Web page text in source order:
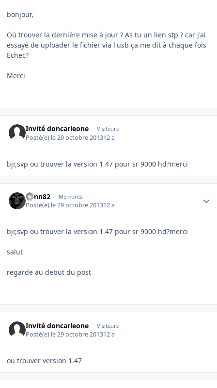
bonjour,
Où trouver la dernière mise à jour ? As tu un lien stp ? car j'ai
essayé de uploader le fichier via l'usb ça me dit à chaque fois
Echec?
Merci
Invité doncarleone Visiteurs
Posté(e) le 29 octobre 201312 a
bjr,svp ou trouver la version 1.47 pour sr 9000 hd?merci
benn82 Membres
Posté(e) le 29 octobre 201312 a
bjr,svp ou trouver la version 1.47 pour sr 9000 hd?merci
salut
regarde au debut du post
Invité doncarleone Visiteurs
Posté(e) le 29 octobre 201312 a
ou trouver version 1.47